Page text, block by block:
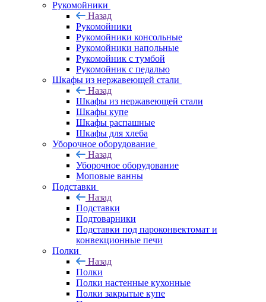
Рукомойники
Назад
Рукомойники
Рукомойники консольные
Рукомойники напольные
Рукомойник с тумбой
Рукомойник с педалью
Шкафы из нержавеющей стали
Назад
Шкафы из нержавеющей стали
Шкафы купе
Шкафы распашные
Шкафы для хлеба
Уборочное оборудование
Назад
Уборочное оборудование
Моповые ванны
Подставки
Назад
Подставки
Подтоварники
Подставки под пароконвектомат и
конвекционные печи
Полки
Назад
Полки
Полки настенные кухонные
Полки закрытые купе